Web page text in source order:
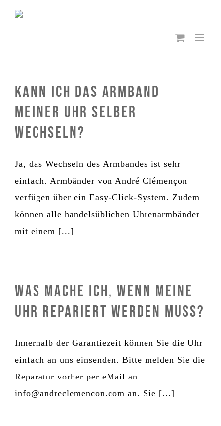
Zum
Kann ich das Armband
meiner Uhr selber
wechseln?
Ja, das Wechseln des Armbandes ist sehr
einfach. Armbänder von André Clémençon
verfügen über ein Easy-Click-System. Zudem
können alle handelsüblichen Uhrenarmbänder
mit einem [...]
Was mache ich, wenn meine
Uhr repariert werden muss?
Innerhalb der Garantiezeit können Sie die Uhr
einfach an uns einsenden. Bitte melden Sie die
Reparatur vorher per eMail an
info@andreclemencon.com an. Sie [...]